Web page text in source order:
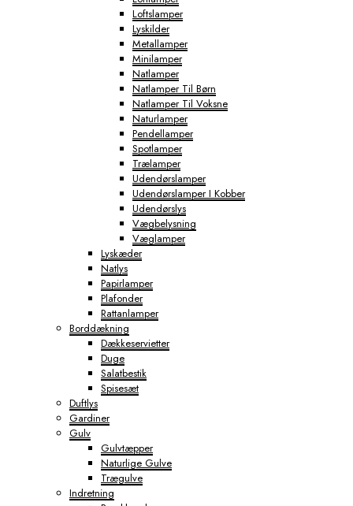
Loftslamper
Lyskilder
Metallamper
Minilamper
Natlamper
Natlamper Til Børn
Natlamper Til Voksne
Naturlamper
Pendellamper
Spotlamper
Trælamper
Udendørslamper
Udendørslamper I Kobber
Udendørslys
Vægbelysning
Væglamper
Lyskæder
Natlys
Papirlamper
Plafonder
Rattanlamper
Borddækning
Dækkeservietter
Duge
Salatbestik
Spisesæt
Duftlys
Gardiner
Gulv
Gulvtæpper
Naturlige Gulve
Trægulve
Indretning